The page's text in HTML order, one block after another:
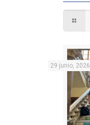
29 junio, 2026